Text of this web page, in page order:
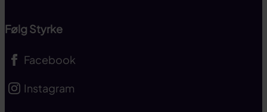
Følg Styrke
Facebook
Instagram